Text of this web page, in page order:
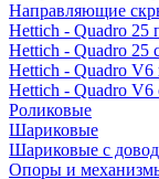
Направляющие
Hettich - Quadro 25
Hettich - Quadro 25
Hettich - Quadro V6
Hettich - Quadro V6
Роликовые
Шариковые
Шариковые с
Опоры и